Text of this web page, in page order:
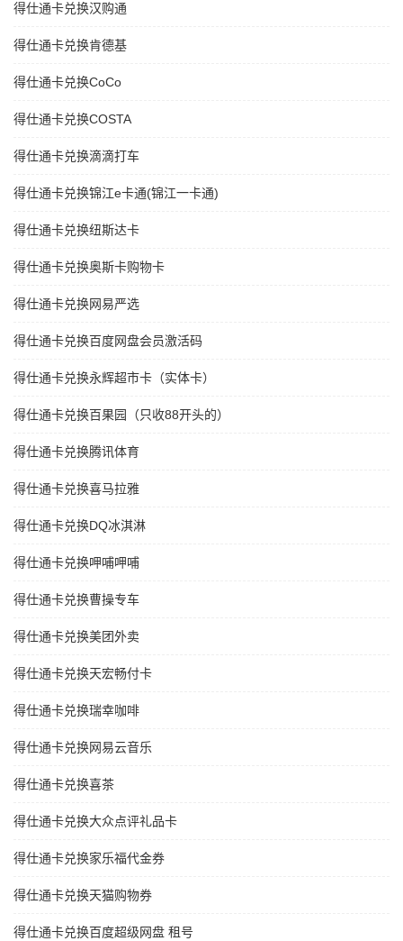
得仕通卡兑换汉购通
得仕通卡兑换肯德基
得仕通卡兑换CoCo
得仕通卡兑换COSTA
得仕通卡兑换滴滴打车
得仕通卡兑换锦江e卡通(锦江一卡通)
得仕通卡兑换纽斯达卡
得仕通卡兑换奥斯卡购物卡
得仕通卡兑换网易严选
得仕通卡兑换百度网盘会员激活码
得仕通卡兑换永辉超市卡（实体卡）
得仕通卡兑换百果园（只收88开头的）
得仕通卡兑换腾讯体育
得仕通卡兑换喜马拉雅
得仕通卡兑换DQ冰淇淋
得仕通卡兑换呷哺呷哺
得仕通卡兑换曹操专车
得仕通卡兑换美团外卖
得仕通卡兑换天宏畅付卡
得仕通卡兑换瑞幸咖啡
得仕通卡兑换网易云音乐
得仕通卡兑换喜茶
得仕通卡兑换大众点评礼品卡
得仕通卡兑换家乐福代金券
得仕通卡兑换天猫购物券
得仕通卡兑换百度超级网盘 租号